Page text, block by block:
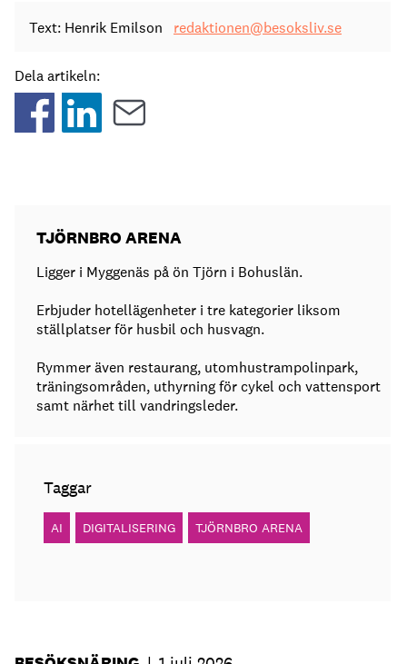
Text: Henrik Emilson redaktionen@besoksliv.se
Dela artikeln:
TJÖRNBRO ARENA
Ligger i Myggenäs på ön Tjörn i Bohuslän.
Erbjuder hotellägenheter i tre kategorier liksom
ställplatser för husbil och husvagn.
Rymmer även restaurang, utomhustrampolinpark,
träningsområden, uthyrning för cykel och vattensport
samt närhet till vandringsleder.
Taggar
AI DIGITALISERING TJÖRNBRO ARENA